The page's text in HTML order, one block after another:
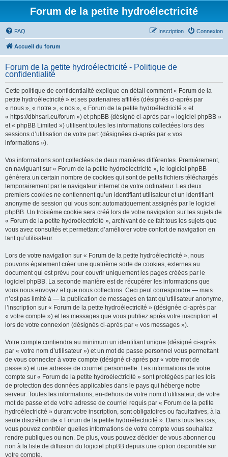
Forum de la petite hydroélectricité
FAQ Connexion
Inscription
Accueil du forum
Forum de la petite hydroélectricité - Politique de
confidentialité
Cette politique de confidentialité explique en détail comment « Forum de la
petite hydroélectricité » et ses partenaires affiliés (désignés ci-après par
« nous », « notre », « nos », « Forum de la petite hydroélectricité » et
« https://dbhsarl.eu/forum ») et phpBB (désigné ci-après par « logiciel phpBB »
et « phpBB Limited ») utilisent toutes les informations collectées lors des
sessions d’utilisation de votre part (désignées ci-après par « vos
informations »).
Vos informations sont collectées de deux manières différentes. Premièrement,
en naviguant sur « Forum de la petite hydroélectricité », le logiciel phpBB
génèrera un certain nombre de cookies qui sont de petits fichiers téléchargés
temporairement par le navigateur internet de votre ordinateur. Les deux
premiers cookies ne contiennent qu’un identifiant utilisateur et un identifiant
anonyme de session qui vous sont automatiquement assignés par le logiciel
phpBB. Un troisième cookie sera créé lors de votre navigation sur les sujets de
« Forum de la petite hydroélectricité », archivant de ce fait tous les sujets que
vous avez consultés et permettant d’améliorer votre confort de navigation en
tant qu’utilisateur.
Lors de votre navigation sur « Forum de la petite hydroélectricité », nous
pouvons également créer une quatrième sorte de cookies, externes au
document qui est prévu pour couvrir uniquement les pages créées par le
logiciel phpBB. La seconde manière est de récupérer les informations que
vous nous envoyez et que nous collectons. Ceci peut correspondre — mais
n’est pas limité à — la publication de messages en tant qu’utilisateur anonyme,
l’inscription sur « Forum de la petite hydroélectricité » (désignée ci-après par
« votre compte ») et les messages que vous publiez après votre inscription et
lors de votre connexion (désignés ci-après par « vos messages »).
Votre compte contiendra au minimum un identifiant unique (désigné ci-après
par « votre nom d’utilisateur ») et un mot de passe personnel vous permettant
de vous connecter à votre compte (désigné ci-après par « votre mot de
passe ») et une adresse de courriel personnelle. Les informations de votre
compte sur « Forum de la petite hydroélectricité » sont protégées par les lois
de protection des données applicables dans le pays qui héberge notre
serveur. Toutes les informations, en-dehors de votre nom d’utilisateur, de votre
mot de passe et de votre adresse de courriel requis par « Forum de la petite
hydroélectricité » durant votre inscription, sont obligatoires ou facultatives, à la
seule discrétion de « Forum de la petite hydroélectricité ». Dans tous les cas,
vous pouvez contrôler quelles informations de votre compte vous souhaitez
rendre publiques ou non. De plus, vous pouvez décider de vous abonner ou
non à la liste de diffusion du logiciel phpBB depuis une option disponible sur
votre compte.